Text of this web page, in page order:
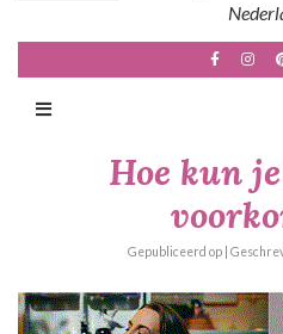
Hoe kun
Gepubliceerd op |